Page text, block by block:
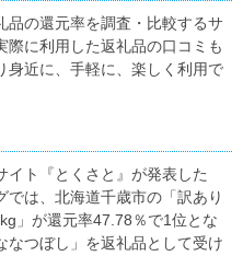
品の還元率を調査・比較するサ
際に利用した返礼品の口コミも
身近に、手軽に、楽しく利用で
イト『とくさと』が発表した
では、北海道千歳市の「訳あり
」が還元率47.78％で1位とな
なつぼし」を返礼品として受け